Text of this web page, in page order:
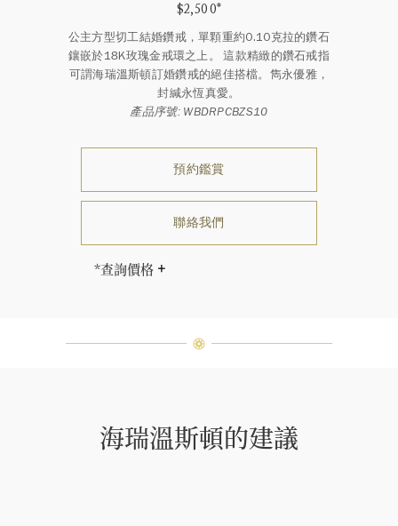
$2,500*
公主方型切工結婚鑽戒，單顆重約0.10克拉的鑽石
鑲嵌於18K玫瑰金戒環之上。 這款精緻的鑽石戒指
可謂海瑞溫斯頓訂婚鑽戒的絕佳搭檔。雋永優雅，
封緘永恆真愛。
產品序號: WBDRPCBZS10
預約鑑賞
聯絡我們
*查詢價格
一件高級珠寶作品也是如此：每個寶
海瑞溫斯頓的建議